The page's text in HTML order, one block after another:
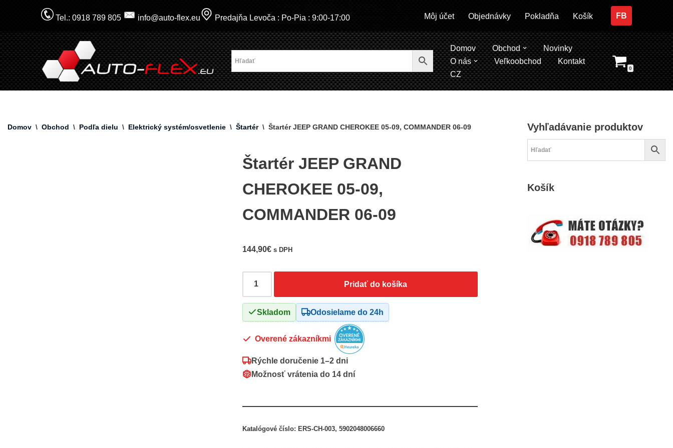
na
obsah
Tel.: 0918 789 805 info@auto-flex.eu Predajňa Levoča : Po-Pia : 9:00-17:00 Môj účet Objednávky Pokladňa Košík FB
Domov Obchod
Novinky
O nás
Veľkoobchod
Kontakt
CZ
0
Domov \ Obchod \ Podľa dielu \ Elektrický systém/osvetlenie \ Štartér \ Štartér JEEP GRAND CHEROKEE 05-09, COMMANDER 06-09
Štartér JEEP GRAND
CHEROKEE 05-09,
COMMANDER 06-09
144,90€ s DPH
Pridať do košíka
Skladom Odosielame do 24h
Overené zákazníkmi
Rýchle doručenie 1–2 dni
Možnosť vrátenia do 14 dní
Katalógové číslo: ERS-CH-003, 5902048006660
Vyhľadávanie produktov
Košík